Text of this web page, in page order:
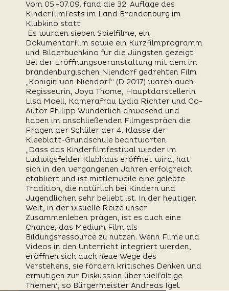
Vom 05.-07.09. fand die 32. Auflage des
Kinderfilmfests im Land Brandenburg im
Klubkino statt.
Es wurden sieben Spielfilme, ein
Dokumentarfilm sowie ein Kurzfilmprogramm
und Bilderbuchkino für die Jüngsten gezeigt.
Bei der Eröffnungsveranstaltung mit dem im
brandenburgischen Niendorf gedrehten Film
„Königin von Niendorf“ (D 2017) waren auch
Regisseurin, Joya Thome, Hauptdarstellerin
Lisa Moell, Kamerafrau Lydia Richter und Co-
Autor Philipp Wunderlich anwesend und
haben im anschließenden Filmgespräch die
Fragen der Schüler der 4. Klasse der
Kleeblatt-Grundschule beantworten.
„Dass das Kinderfilmfestival wieder im
Ludwigsfelder Klubhaus eröffnet wird, hat
sich in den vergangenen Jahren erfolgreich
etabliert und ist mittlerweile eine gelebte
Tradition, die natürlich bei Kindern und
Jugendlichen sehr beliebt ist. In der heutigen
Welt, in der visuelle Reize unser
Zusammenleben prägen, ist es auch eine
Chance, das Medium Film als
Bildungsressource zu nutzen. Wenn Filme und
Videos in den Unterricht integriert werden,
eröffnen sich auch neue Wege des
Verstehens, sie fördern kritisches Denken und
ermutigen zur Diskussion über vielfältige
Themen“, so Bürgermeister Andreas Igel.